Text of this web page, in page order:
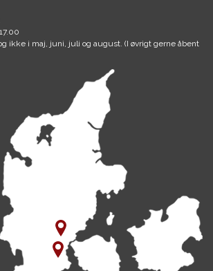
ikke i maj, juni, juli og august. (I øvrigt gerne åbent